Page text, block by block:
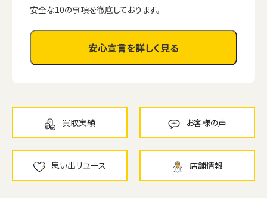
安全な10の事項を徹底しております。
安心宣言を詳しく見る
買取実績 お客様の声
思い出リユース 店舗情報